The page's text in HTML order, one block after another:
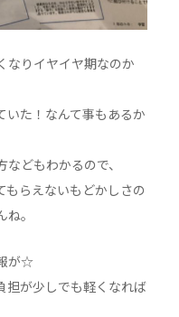
なりイヤイヤ期なのか
いた！なんて事もあるか
どもわかるので、
もらえないもどかしさの
。
が☆
担が少しでも軽くなれば